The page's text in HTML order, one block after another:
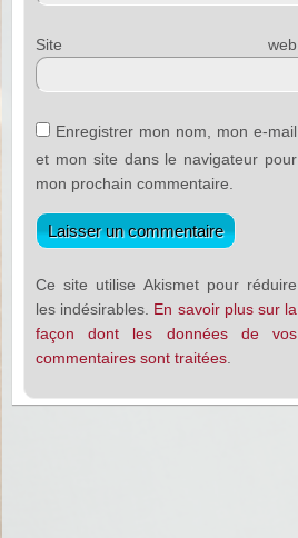
Site web
Enregistrer mon nom, mon e-mail
et mon site dans le navigateur pour
mon prochain commentaire.
Ce site utilise Akismet pour réduire
les indésirables. En savoir plus sur la
façon dont les données de vos
commentaires sont traitées.